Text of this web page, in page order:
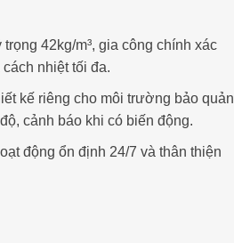
42kg/m³, gia công chính xác
nhiệt tối đa.
kế riêng cho môi trường bảo quản
cảnh báo khi có biến động.
động ổn định 24/7 và thân thiện